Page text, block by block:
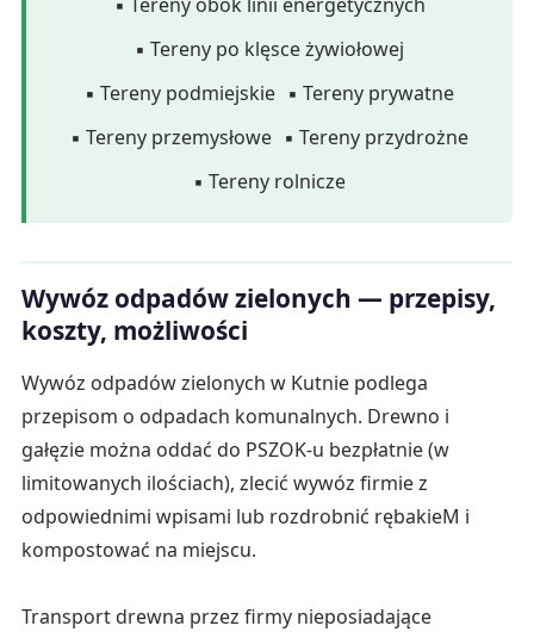
▪ Tereny obok linii energetycznych
▪ Tereny po klęsce żywiołowej
▪ Tereny podmiejskie ▪ Tereny prywatne
▪ Tereny przemysłowe ▪ Tereny przydrożne
▪ Tereny rolnicze
Wywóz odpadów zielonych — przepisy,
koszty, możliwości
Wywóz odpadów zielonych w Kutnie podlega
przepisom o odpadach komunalnych. Drewno i
gałęzie można oddać do PSZOK-u bezpłatnie (w
limitowanych ilościach), zlecić wywóz firmie z
odpowiednimi wpisami lub rozdrobnić rębakieM i
kompostować na miejscu.
Transport drewna przez firmy nieposiadające